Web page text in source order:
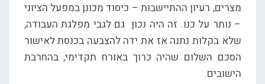
מצרים, רעיון ההתיישבות – כיסוד מכונן במפעל הציוני
– נותר על כנו. זה היה נכון גם לגבי מפלגת העבודה,
שלא בקלות נתנה אז את ידה להצבעה בכנסת לאישור
הסכם השלום שהיה כרוך באורח תקדימי, בהחרבת
הישובים.